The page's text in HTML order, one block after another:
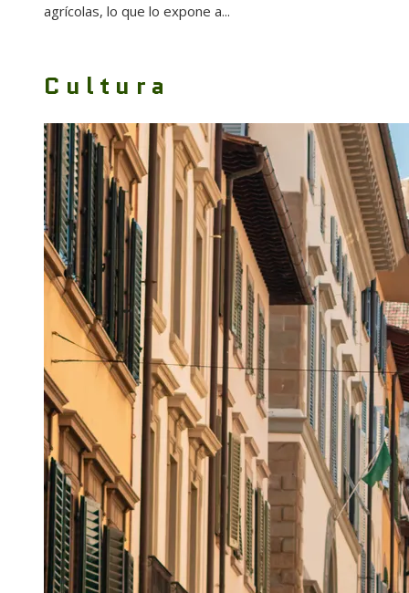
agrícolas, lo que lo expone a...
Cultura